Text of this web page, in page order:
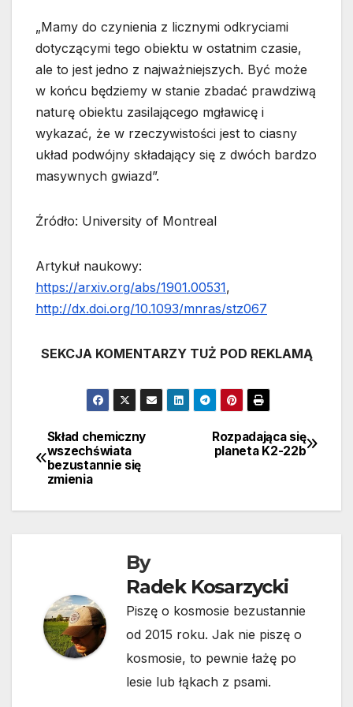
„Mamy do czynienia z licznymi odkryciami
dotyczącymi tego obiektu w ostatnim czasie,
ale to jest jedno z najważniejszych. Być może
w końcu będziemy w stanie zbadać prawdziwą
naturę obiektu zasilającego mgławicę i
wykazać, że w rzeczywistości jest to ciasny
układ podwójny składający się z dwóch bardzo
masywnych gwiazd”.
Źródło: University of Montreal
Artykuł naukowy:
https://arxiv.org/abs/1901.00531,
http://dx.doi.org/10.1093/mnras/stz067
SEKCJA KOMENTARZY TUŻ POD REKLAMĄ
Nawigacja
wpisu
Rozpadająca się
planeta K2-22b
Skład chemiczny
wszechświata
bezustannie się
zmienia
By
Radek Kosarzycki
Piszę o kosmosie bezustannie
od 2015 roku. Jak nie piszę o
kosmosie, to pewnie łażę po
lesie lub łąkach z psami.